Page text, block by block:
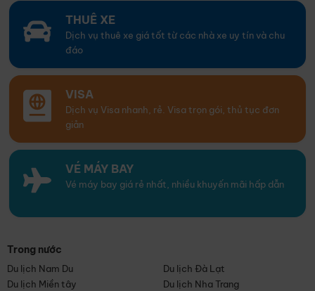
THUÊ XE
Dịch vụ thuê xe giá tốt từ các nhà xe uy tín và chu
đáo
VISA
Dịch vụ Visa nhanh, rẻ. Visa trọn gói, thủ tục đơn
giản
VÉ MÁY BAY
Vé máy bay giá rẻ nhất, nhiều khuyến mãi hấp dẫn
Trong nước
Du lịch Nam Du
Du lịch Đà Lạt
Du lịch Miền tây
Du lịch Nha Trang